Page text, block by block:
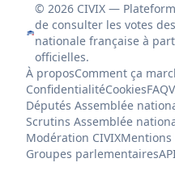
© 2026 CIVIX —
de consulter les votes
nationale française à
officielles.
À proposComment ça
ConfidentialitéCookiesFAQ
Députés Assemblée
Scrutins Assemblée
Modération CIVIXMentions
Groupes parlementairesAPI